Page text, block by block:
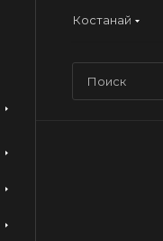
Костанай